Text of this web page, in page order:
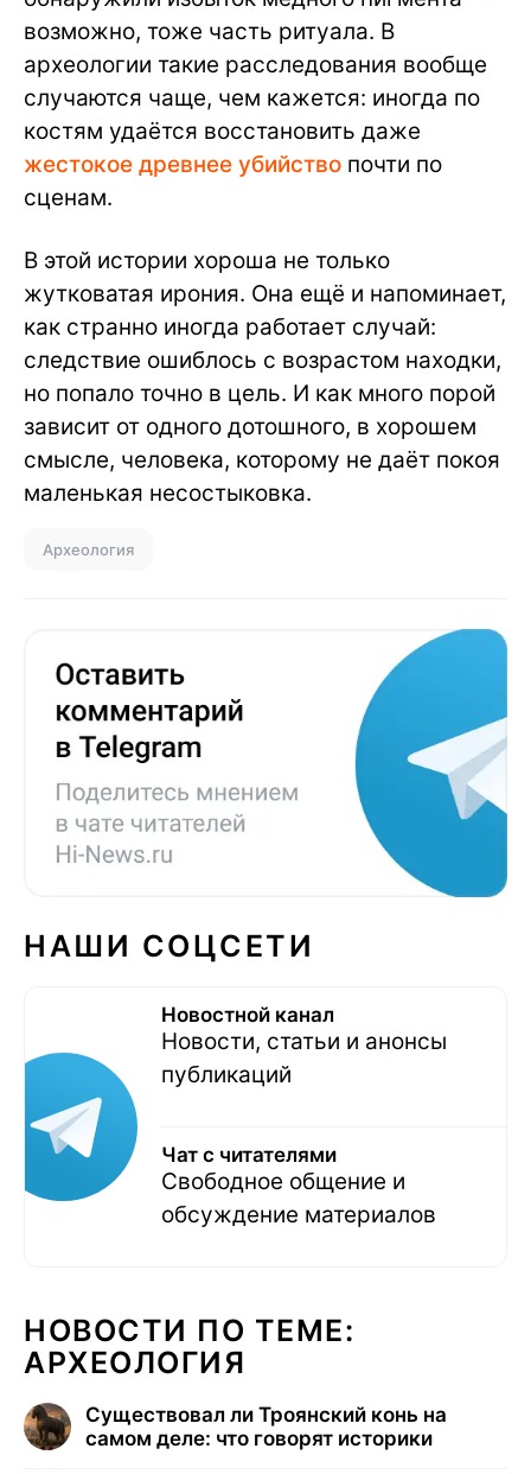
возможно, тоже часть ритуала. В
археологии такие расследования вообще
случаются чаще, чем кажется: иногда по
костям удаётся восстановить даже
жестокое древнее убийство почти по
сценам.
В этой истории хороша не только
жутковатая ирония. Она ещё и напоминает,
как странно иногда работает случай:
следствие ошиблось с возрастом находки,
но попало точно в цель. И как много порой
зависит от одного дотошного, в хорошем
смысле, человека, которому не даёт покоя
маленькая несостыковка.
Археология
НАШИ СОЦСЕТИ
Новостной канал
Новости, статьи и анонсы
публикаций
Чат с читателями
Свободное общение и
обсуждение материалов
НОВОСТИ ПО ТЕМЕ:
АРХЕОЛОГИЯ
Существовал ли Троянский конь на
самом деле: что говорят историки